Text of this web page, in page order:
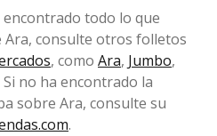
encontrado todo lo que
Ara, consulte otros folletos
, como Ara, Jumbo,
Si no ha encontrado la
sobre Ara, consulte su
.